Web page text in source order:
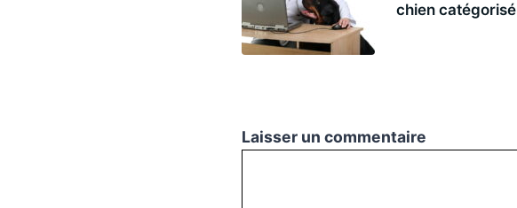
chien catégorisé
Laisser un commentaire